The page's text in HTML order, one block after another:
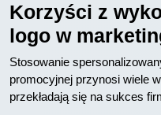
Korzyści z
logo w
Stosowanie
promocyjnej przynosi wiele
przekładają się na sukces